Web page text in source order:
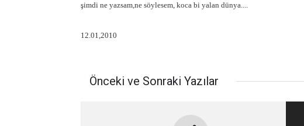
şimdi ne yazsam,ne söylesem, koca bi yalan dünya....
12.01,2010
Önceki ve Sonraki Yazılar